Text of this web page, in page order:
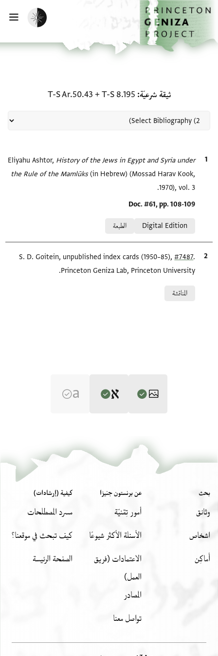
إلى المحتوى الرئيسي
الرئيسية
تفعيل الوضع المظلم
ثيقة شرعيّة T-S 8.195
+
T-S Ar.50.43
الاقتباس المرجعي Eliyahu Ashtor,History of the Jews in Egypt and Syria under
the Rule of the Mamlūks‎(in Hebrew) (Mossad Harav Kook,
1970), vol. 3.
Location in source
Doc. #61, pp. 108-109
Digital Edition
الطبعة
الاقتباس المرجعيS. D. Goitein, unpublished index cards (1950–85),#7487
Princeton Geniza Lab, Princeton University.
المناقشة
History of the Jews in Egypt and Syria under the
Rule of the Mamlūks‎
(in Hebrew) (Mossad Harav Kook, 1970), vol.
למא כאן בתאריך יום אלאתנין סאדס עשר חדש סיון
שנת אתשסט
לשטרות למניינא דרגילנא לממני ביה הכא בעיר
אלקאהרה הסמוכה
לפסטאט מצרים דעל נהר נילוס מותבה רשותיה
דאדוננו נגידנו הודנ[ו]
והדרנו צניף תפארתינו ועטרת ראשנו פרשינו רכבינו
חובש שברנו מעוז מבטחנו עדי זהב על לבושינו יורנו
T-S 8.195 1v تكبير و تدوير
T-S Ar.50.43 1v تكبير و تدوير
بحث
وثائق
اشخاص
أَماكِن
عن برنستون جنيزا
أمور تِقنيّة
الأسئلة الأكثر شيوعًا
الاعتمادات (فريق
العمل)
المصادر
تواصل معنا
كيفية (إرشادات)
مسرد المصطلحات
كيف تبحث في موقعنا؟
الصفحة الرئيسة